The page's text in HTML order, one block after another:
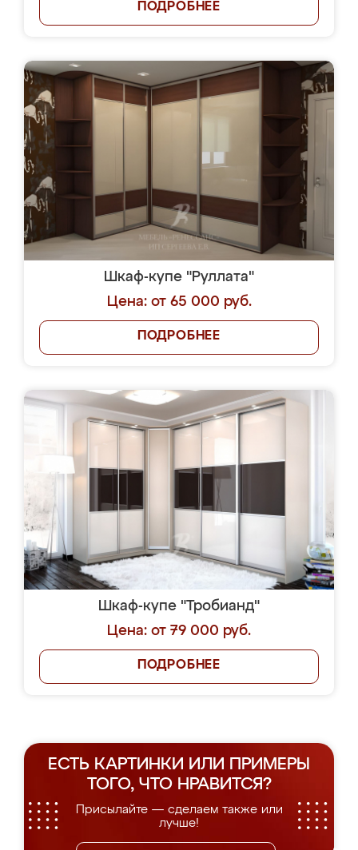
ПОДРОБНЕЕ
Шкаф-купе "Руллата"
Цена: от 65 000 руб.
ПОДРОБНЕЕ
Шкаф-купе "Тробианд"
Цена: от 79 000 руб.
ПОДРОБНЕЕ
ЕСТЬ КАРТИНКИ ИЛИ ПРИМЕРЫ
ТОГО, ЧТО НРАВИТСЯ?
Присылайте — сделаем также или
лучше!